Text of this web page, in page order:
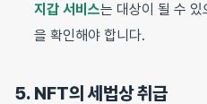
지갑 서비스는 대상이 될 수
을 확인해야 합니다.
5. NFT의 세법상 취급